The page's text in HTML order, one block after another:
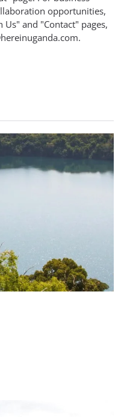
opportunities,
and "Contact" pages,
.